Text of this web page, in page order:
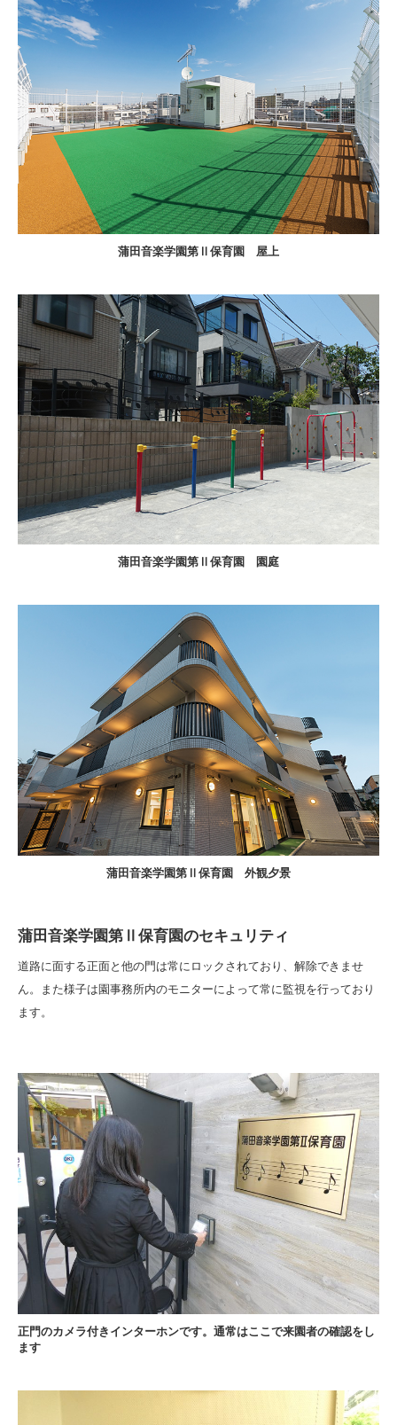
蒲田音楽学園第Ⅱ保育園 屋上
蒲田音楽学園第Ⅱ保育園 園庭
蒲田音楽学園第Ⅱ保育園 外観夕景
蒲田音楽学園第Ⅱ保育園のセキュリティ
道路に面する正面と他の門は常にロックされており、解除できませ
ん。また様子は園事務所内のモニターによって常に監視を行っており
ます。
正門のカメラ付きインターホンです。通常はここで来園者の確認をし
ます